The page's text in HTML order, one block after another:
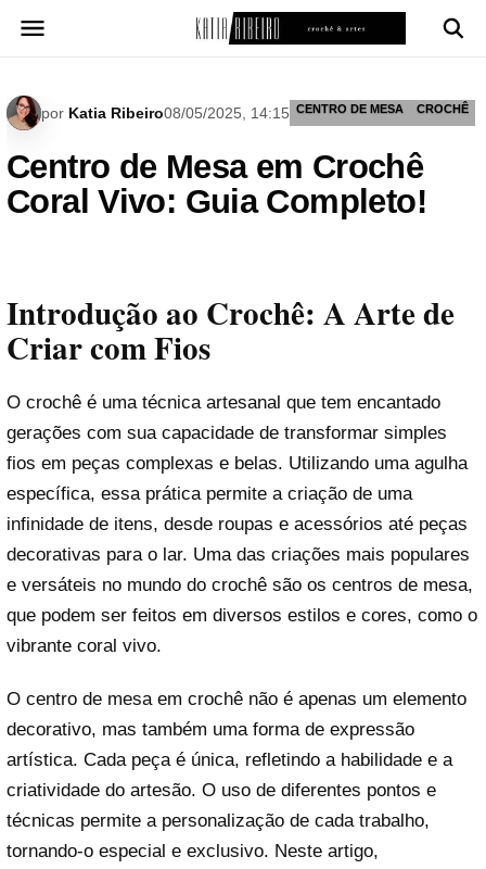
para
por Katia Ribeiro08/05/2025, 14:15 CENTRO DE MESA CROCHÊ
Centro de Mesa em Crochê
Coral Vivo: Guia Completo!
Introdução ao Crochê: A Arte de
Criar com Fios
O crochê é uma técnica artesanal que tem encantado
gerações com sua capacidade de transformar simples
fios em peças complexas e belas. Utilizando uma agulha
específica, essa prática permite a criação de uma
infinidade de itens, desde roupas e acessórios até peças
decorativas para o lar. Uma das criações mais populares
e versáteis no mundo do crochê são os centros de mesa,
que podem ser feitos em diversos estilos e cores, como o
vibrante coral vivo.
O centro de mesa em crochê não é apenas um elemento
decorativo, mas também uma forma de expressão
artística. Cada peça é única, refletindo a habilidade e a
criatividade do artesão. O uso de diferentes pontos e
técnicas permite a personalização de cada trabalho,
tornando-o especial e exclusivo. Neste artigo,